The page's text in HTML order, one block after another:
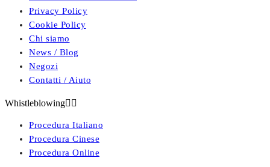
Privacy Policy
Cookie Policy
Chi siamo
News / Blog
Negozi
Contatti / Aiuto
Whistleblowing 
Procedura Italiano
Procedura Cinese
Procedura Online